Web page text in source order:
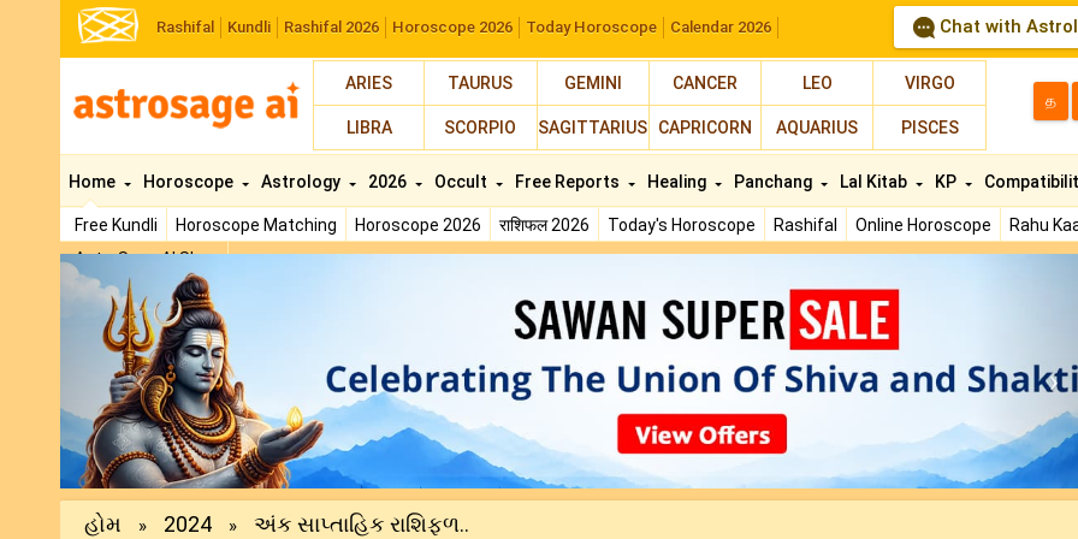
Rashifal Kundli Rashifal 2026 Horoscope 2026 Today Horoscope Calendar 2026 Chat with
ARIES TAURUS GEMINI CANCER LEO VIRGO
LIBRA SCORPIO SAGITTARIUS CAPRICORN AQUARIUS PISCES
த
Home
Free Kundli Horoscope Matching Horoscope 2026 राशिफल 2026 Today's Horoscope Rashifal Online Horoscope Rahu
AstroSage AI Shop
Horoscope Astrology 2026 Occult Free Reports Healing Panchang Lal Kitab KP
Previous
હોમ » 2024 » અંક સાપ્તાહિક રાશિફળ..